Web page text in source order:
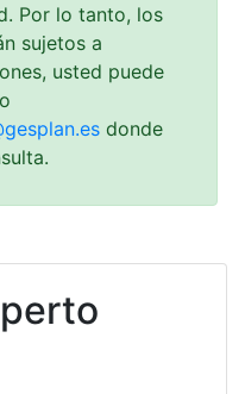
Por lo tanto, los
sujetos a
usted puede
donde